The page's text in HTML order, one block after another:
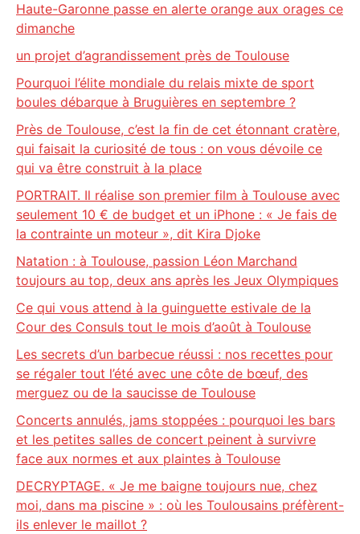
Haute-Garonne passe en alerte orange aux orages ce
dimanche
un projet d’agrandissement près de Toulouse
Pourquoi l’élite mondiale du relais mixte de sport
boules débarque à Bruguières en septembre ?
Près de Toulouse, c’est la fin de cet étonnant cratère,
qui faisait la curiosité de tous : on vous dévoile ce
qui va être construit à la place
PORTRAIT. Il réalise son premier film à Toulouse avec
seulement 10 € de budget et un iPhone : « Je fais de
la contrainte un moteur », dit Kira Djoke
Natation : à Toulouse, passion Léon Marchand
toujours au top, deux ans après les Jeux Olympiques
Ce qui vous attend à la guinguette estivale de la
Cour des Consuls tout le mois d’août à Toulouse
Les secrets d’un barbecue réussi : nos recettes pour
se régaler tout l’été avec une côte de bœuf, des
merguez ou de la saucisse de Toulouse
Concerts annulés, jams stoppées : pourquoi les bars
et les petites salles de concert peinent à survivre
face aux normes et aux plaintes à Toulouse
DECRYPTAGE. « Je me baigne toujours nue, chez
moi, dans ma piscine » : où les Toulousains préfèrent-
ils enlever le maillot ?